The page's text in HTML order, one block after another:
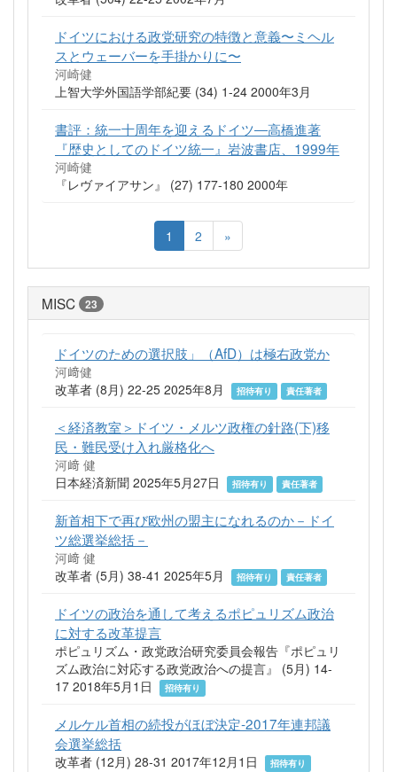
ドイツにおける政党研究の特徴と意義〜ミヘル
スとウェーバーを手掛かりに〜
河崎健
上智大学外国語学部紀要 (34) 1-24 2000年3月
書評：統一十周年を迎えるドイツ―高橋進著
『歴史としてのドイツ統一』岩波書店、1999年
河崎健
『レヴァイアサン』 (27) 177-180 2000年
1 2 »
MISC 23
ドイツのための選択肢」（AfD）は極右政党か
河﨑健
改革者 (8月) 22-25 2025年8月
招待有り 責任著者
＜経済教室＞ドイツ・メルツ政権の針路(下)移
民・難民受け入れ厳格化へ
河﨑 健
日本経済新聞 2025年5月27日
招待有り 責任著者
新首相下で再び欧州の盟主になれるのか－ドイ
ツ総選挙総括－
河﨑 健
改革者 (5月) 38-41 2025年5月
招待有り 責任著者
ドイツの政治を通して考えるポピュリズム政治
に対する改革提言
ポピュリズム・政党政治研究委員会報告『ポピュリ
ズム政治に対応する政党政治への提言』 (5月) 14-
17 2018年5月1日
招待有り
メルケル首相の続投がほぼ決定‐2017年連邦議
会選挙総括
改革者 (12月) 28-31 2017年12月1日 招待有り